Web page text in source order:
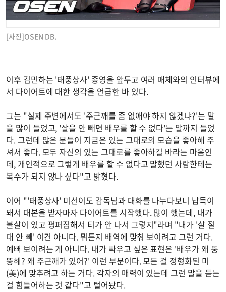
[사진]OSEN DB.
이후 김민하는 '태풍상사' 종영을 앞두고 여러 매체와의 인터뷰에
서 다이어트에 대한 생각을 언급한 바 있다.
그는 "실제 주변에서도 '주근깨를 좀 없애야 하지 않겠냐?'는 말
을 많이 들었고, '살을 안 빼면 배우를 할 수 없다'는 말까지 들었
다. 그런데 많은 분들이 지금은 있는 그대로의 모습을 좋아해 주
셔서 좋다. 모두 자신의 있는 그대로를 좋아하길 바라는 마음인
데, 개인적으로 그렇게 배우를 할 수 없다고 말했던 사람한테는
복수가 되지 않나 싶다"고 밝혔다.
이어 "'태풍상사' 미선이도 감독님과 대화를 나누다보니 납득이
돼서 대본을 받자마자 다이어트를 시작했다. 많이 했는데, 내가
볼살이 있고 펑퍼짐해서 티가 안 나서 그렇지"라며 "내가 '살 절
대 안 빼' 이건 아니다. 뭐든지 배역에 맞춰 보이려고 그런 거다.
예뻐 보이려는 게 아니다. 내가 싸우고 싶은 표현은 '배우가 왜 뚱
뚱해? 왜 주근깨가 있어?' 이런 부분이다. 모든 걸 정형화된 미
(美)에 맞추려고 하는 거다. 각자의 매력이 있는데 그런 말을 듣는
걸 힘들어하는 것 같다"고 털어놨다.